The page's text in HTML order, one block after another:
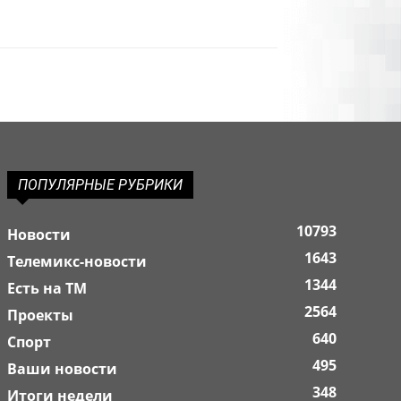
ПОПУЛЯРНЫЕ РУБРИКИ
Новости
10793
Телемикс-новости
1643
Есть на ТМ
1344
Проекты
2564
Спорт
640
Ваши новости
495
Итоги недели
348